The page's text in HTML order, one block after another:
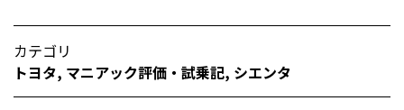
カテゴリ
トヨタ, マニアック評価・試乗記, シエンタ